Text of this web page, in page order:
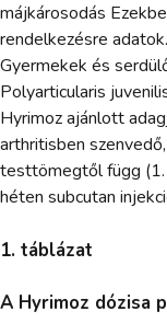
májkárosodás
rendelkezésre
Gyermekek és
Polyarticularis
Hyrimoz ajánlott
arthritisben
testtömegtől függ (1.
héten subcutan
1. táblázat
A Hyrimoz dózisa